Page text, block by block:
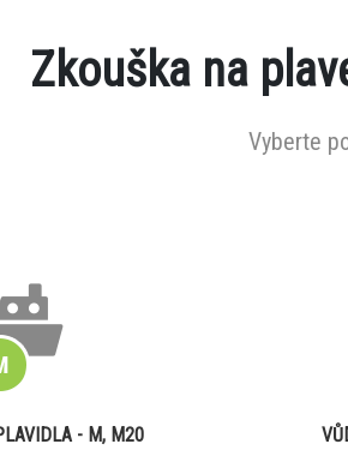
Zkouška na
Vyberte
- M, M20